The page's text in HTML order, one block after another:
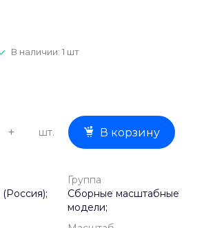
В наличии: 1 шт
+ шт. В корзину
Группа
Сборные масштабные
модели;